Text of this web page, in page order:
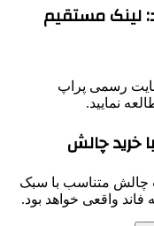
لینک مستقیم
رسمی پراپ
نمایید.
خرید چالش
چالش متناسب با سبک
واقعی خواهد بود.